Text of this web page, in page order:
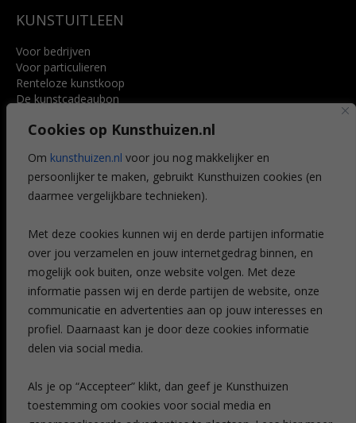
Cookies op Kunsthuizen.nl
Om kunsthuizen.nl voor jou nog makkelijker en
persoonlijker te maken, gebruikt Kunsthuizen cookies (en
daarmee vergelijkbare technieken).
Met deze cookies kunnen wij en derde partijen informatie
over jou verzamelen en jouw internetgedrag binnen, en
mogelijk ook buiten, onze website volgen. Met deze
informatie passen wij en derde partijen de website, onze
communicatie en advertenties aan op jouw interesses en
profiel. Daarnaast kan je door deze cookies informatie
delen via social media.
Als je op “Accepteer” klikt, dan geef je Kunsthuizen
toestemming om cookies voor social media en
KUNSTUITLEEN
Voor bedrijven
Voor particulieren
Renteloze kunstkoop
De kunstcadeaubon
Voordelen
Veelgestelde vragen
CONTACT
Leiden
Amsterdam
Breda
Favorieten
Mijn art alert
NIEUWSBRIEF